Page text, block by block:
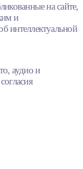
на сайте,
и
интеллектуальной
аудио и